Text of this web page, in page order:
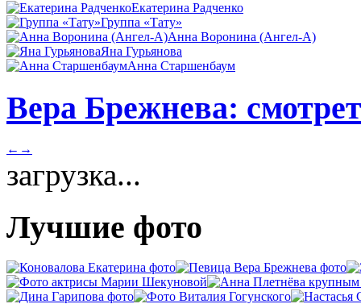
Екатерина Радченко
Группа «Тату»
Анна Воронина (Ангел-А)
Яна Гурьянова
Анна Старшенбаум
Вера Брежнева:
← →
загрузка...
Лучшие фото